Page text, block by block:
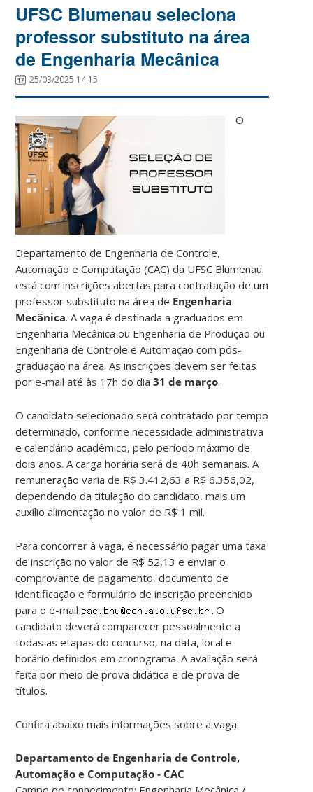
UFSC Blumenau seleciona
professor substituto na área
de Engenharia Mecânica
25/03/2025 14:15
O
Departamento de Engenharia de Controle,
Automação e Computação (CAC) da UFSC Blumenau
está com inscrições abertas para contratação de um
professor substituto na área de Engenharia
Mecânica. A vaga é destinada a graduados em
Engenharia Mecânica ou Engenharia de Produção ou
Engenharia de Controle e Automação com pós-
graduação na área. As inscrições devem ser feitas
por e-mail até às 17h do dia31 de março.
O candidato selecionado será contratado por tempo
determinado, conforme necessidade administrativa
e calendário acadêmico, pelo período máximo de
dois anos. A carga horária será de 40h semanais. A
remuneração varia de R$ 3.412,63 a R$ 6.356,02,
dependendo da titulação do candidato, mais um
auxílio alimentação no valor de R$ 1 mil.
Para concorrer à vaga, é necessário pagar uma taxa
de inscrição no valor de R$ 52,13 e enviar o
comprovante de pagamento, documento de
identificação e formulário de inscrição preenchido
para o e-mail
O
candidato deverá comparecer pessoalmente a
todas as etapas do concurso, na data, local e
horário definidos em cronograma. A avaliação será
feita por meio de prova didática e de prova de
títulos.
Confira abaixo mais informações sobre a vaga:
Departamento de Engenharia de Controle,
Automação e Computação - CAC